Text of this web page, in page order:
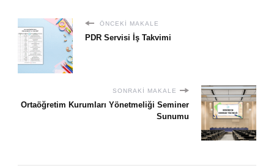
ÖNCEKI MAKALE
PDR Servisi İş Takvimi
SONRAKI MAKALE
Ortaöğretim Kurumları Yönetmeliği Seminer
Sunumu